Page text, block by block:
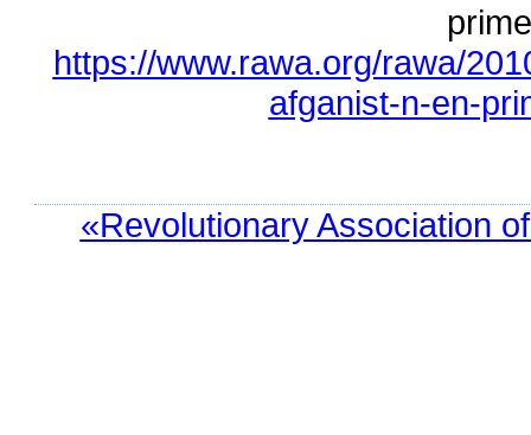
https://www.rawa.org/rawa/
afganist-n-en-
«Revolutionary Association